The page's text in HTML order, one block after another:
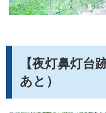
【夜灯鼻灯台
あと）